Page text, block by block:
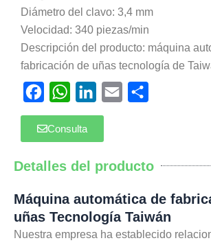
Diámetro del clavo: 3,4 mm
Velocidad: 340 piezas/min
Descripción del producto: máquina
fabricación de uñas tecnología de
FacebookWhatsAppLinkedIn
Email
Consulta
Detalles del producto
Máquina automática de
uñas Tecnología Taiwán
Nuestra empresa ha establecido